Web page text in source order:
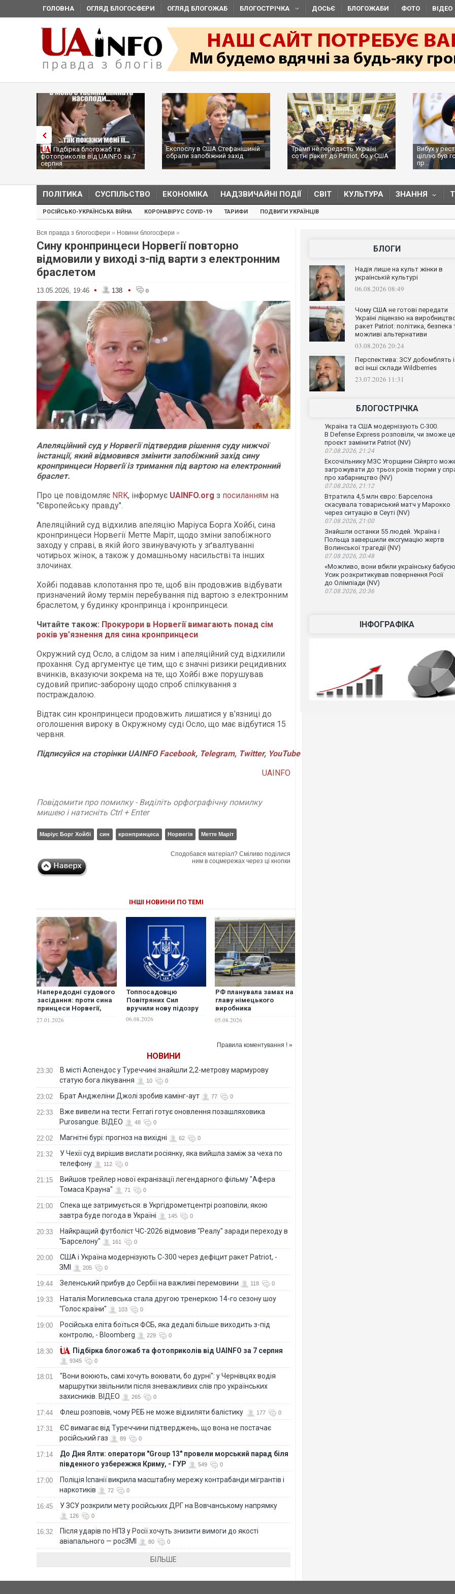
ГОЛОВНА ОГЛЯД БЛОГОСФЕРИ ОГЛЯД БЛОГОЖАБ БЛОГОСТРІЧКА ДОСЬЄ БЛОГОЖАБИ ФОТО ВІДЕО
Підбірка блогожаб та
фотоприколів від UAINFO за 7
серпня
Експослу в США Стефанішиній
обрали запобіжний захід
Трамп не передасть Україні
сотні ракет до Patriot, бо у США
...
Вибух у
ціллю був
пр...
ПОЛІТИКА СУСПІЛЬСТВО ЕКОНОМІКА НАДЗВИЧАЙНІ ПОДІЇ СВІТ КУЛЬТУРА ЗНАННЯ
РОСІЙСЬКО-УКРАЇНСЬКА ВІЙНА КОРОНАВІРУС COVID-19 ТАРИФИ ПОДВИГИ УКРАЇНЦІВ
Вся правда з блогосфери » Новини блогосфери »
Сину кронпринцеси Норвегії повторно
відмовили у виході з-під варти з електронним
браслетом
13.05.2026, 19:46 • 138 • 0
Апеляційний суд у Норвегії підтвердив рішення суду нижчої
інстанції, який відмовився змінити запобіжний захід сину
кронпринцеси Норвегії із тримання під вартою на електронний
браслет.
Про це повідомляє NRK, інформує UAINFO.org з посиланням на
"Європейську правду".
Апеляційний суд відхилив апеляцію Маріуса Борга Хойбі, сина
кронпринцеси Норвегії Метте Маріт, щодо зміни запобіжного
заходу у справі, в якій його звинувачують у зґвалтуванні
чотирьох жінок, а також у домашньому насильстві та інших
злочинах.
Хойбі подавав клопотання про те, щоб він продовжив відбувати
призначений йому термін перебування під вартою з електронним
браслетом, у будинку кронпринца і кронпринцеси.
Читайте також: Прокурори в Норвегії вимагають понад сім
років ув’язнення для сина кронпринцеси
Окружний суд Осло, а слідом за ним і апеляційний суд відхилили
прохання. Суд аргументує це тим, що є значні ризики рецидивних
вчинків, вказуючи зокрема на те, що Хойбі вже порушував
судовий припис-заборону щодо спроб спілкування з
постраждалою.
Відтак син кронпринцеси продовжить лишатися у в’язниці до
оголошення вироку в Окружному суді Осло, що має відбутися 15
червня.
ПідписуйсянасторінкиUAINFO Facebook, Telegram, Twitter, YouTube
UAINFO
Повідомити про помилку - Виділіть орфографічну помилку
мишею і натисніть Ctrl + Enter
Маріус Борг Хойбі син кронпринцеса Норвегія Метте Маріт
Сподобався матеріал? Сміливо поділися
ним в соцмережах через ці кнопки
ІНШІ НОВИНИ ПО ТЕМІ
Напередодні судового
засідання: проти сина
принцеси Норвегії,
сексуальному насиллі,
27.01.2026
Топпосадовцю
Повітряних Сил
вручили нову підозру
06.08.2026
РФ планувала замах на
главу німецького
виробника
05.08.2026
Правила коментування ! »
НОВИНИ
23:30
В місті Аспендос у Туреччині знайшли 2,2-метрову мармурову
статую бога лікування
10 0
23:02 Брат Анджеліни Джолі зробив камінг-аут 77 0
22:33
Вже вивели на тести: Ferrari готує оновлення позашляховика
Purosangue. ВІДЕО
48 0
22:02 Магнітні бурі: прогноз на вихідні 62 0
21:32
У Чехії суд вирішив вислати росіянку, яка вийшла заміж за чеха по
телефону
112 0
21:15
Вийшов трейлер нової екранізації легендарного фільму "Афера
Томаса Крауна"
71 0
21:00
Спека ще затримується: в Укргідрометцентрі розповіли, якою
завтра буде погода в Україні
145 0
20:33
Найкращий футболіст ЧС-2026 відмовив "Реалу" заради переходу в
"Барселону"
161 0
20:00
США і Україна модернізують С-300 через дефіцит ракет Patriot, -
ЗМІ
205 0
19:44 Зеленський прибув до Сербії на важливі перемовини 118 0
19:33
Наталія Могилевська стала другою тренеркою 14-го сезону шоу
"Голос країни"
103 0
19:00
Російська еліта боїться ФСБ, яка дедалі більше виходить з-під
контролю, - Bloomberg
229 0
18:30 Підбірка блогожаб та фотоприколів від UAINFO за 7 серпня
9345 0
18:01
"Вони воюють, самі хочуть воювати, бо дурні": у Чернівцях водія
маршрутки звільнили після зневажливих слів про українських
захисників. ВІДЕО
265 0
17:44 Флеш розповів, чому РЕБ не може відхиляти балістику 177 0
17:31
ЄС вимагає від Туреччини підтверджень, що вона не постачає
російський газ
89 0
17:14
До Дня Ялти: оператори "Group 13" провели морський парад біля
південного узбережжя Криму, - ГУР
549 0
17:00
Поліція Іспанії викрила масштабну мережу контрабанди мігрантів і
наркотиків
72 0
16:45 У ЗСУ розкрили мету російських ДРГ на Вовчанському напрямку
126 0
16:32
Після ударів по НПЗ у Росії хочуть знизити вимоги до якості
авіапального — росЗМІ
80 0
БІЛЬШЕ
БЛОГИ
Надія лише на культ жінки в
українській культурі
06.08.2026 08:49
Чому США не готові передати
Україні ліцензію на
ракет Patriot: політика, безпека
можливі альтернативи
03.08.2026 20:24
Перспектива: ЗСУ добомблять і
всі інші склади Wildberries
23.07.2026 11:31
БЛОГОСТРІЧКА
Україна та США модернізують С-300.
В Defense Express розповіли, чи зможе
проєкт замінити Patriot (NV)
07.08.2026, 21:24
Ексочільнику МЗС Угорщини Сійярто
загрожувати до трьох років тюрми у
про хабарництво (NV)
07.08.2026, 21:12
Втратила 4,5 млн євро: Барселона
скасувала товариський матч у Марокко
через ситуацію в Сеуті (NV)
07.08.2026, 21:00
Знайшли останки 55 людей. Україна і
Польща завершили ексгумацію жертв
Волинської трагедії (NV)
07.08.2026, 20:48
«Можливо, вони вбили українську
Усик розкритикував повернення Росії
до Олімпіади (NV)
07.08.2026, 20:36
ІНФОГРАФІКА
Ворог завдав комбінованого
двоє поранених. Ще десятеро
після атаки БПЛА по ринку на
Вже вивели на тести: Ferrari